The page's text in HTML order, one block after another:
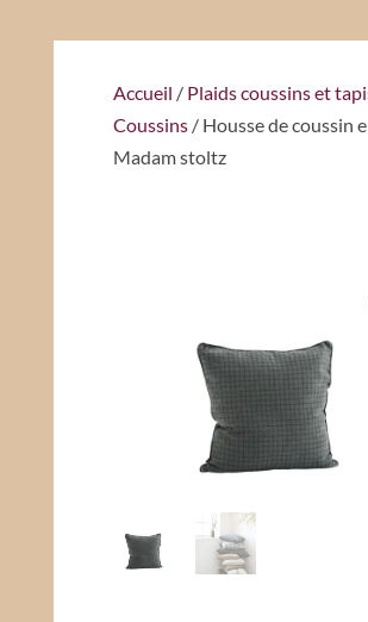
Accueil / Plaids coussins et
Coussins/ Housse de coussin
Madam stoltz